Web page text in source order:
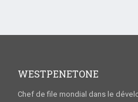
WESTPENETONE
Chef de file mondial dans le